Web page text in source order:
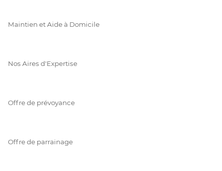
Maintien et Aide à Domicile
Nos Aires d'Expertise
Offre de prévoyance
Offre de parrainage